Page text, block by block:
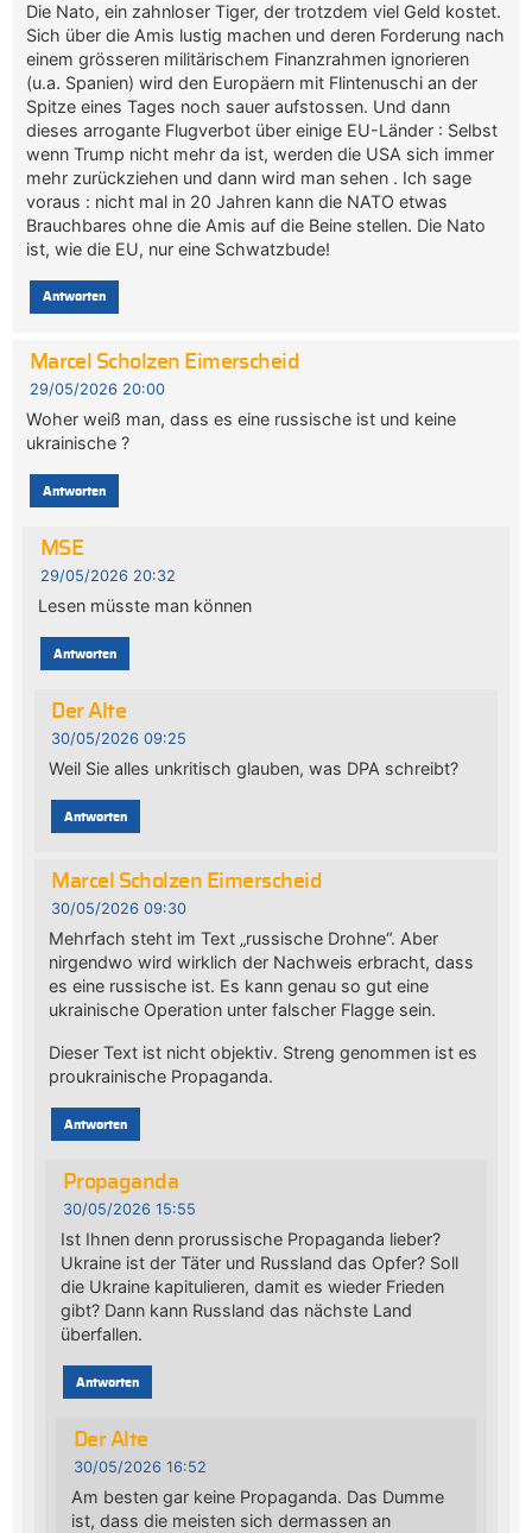
Die Nato, ein zahnloser Tiger, der trotzdem viel Geld kostet.
Sich über die Amis lustig machen und deren Forderung nach
einem grösseren militärischem Finanzrahmen ignorieren
(u.a. Spanien) wird den Europäern mit Flintenuschi an der
Spitze eines Tages noch sauer aufstossen. Und dann
dieses arrogante Flugverbot über einige EU-Länder : Selbst
wenn Trump nicht mehr da ist, werden die USA sich immer
mehr zurückziehen und dann wird man sehen . Ich sage
voraus : nicht mal in 20 Jahren kann die NATO etwas
Brauchbares ohne die Amis auf die Beine stellen. Die Nato
ist, wie die EU, nur eine Schwatzbude!
Antworten
Marcel Scholzen Eimerscheid
29/05/2026 20:00
Woher weiß man, dass es eine russische ist und keine
ukrainische ?
Antworten
MSE
29/05/2026 20:32
Lesen müsste man können
Antworten
Der Alte
30/05/2026 09:25
Weil Sie alles unkritisch glauben, was DPA schreibt?
Antworten
Marcel Scholzen Eimerscheid
30/05/2026 09:30
Mehrfach steht im Text „russische Drohne“. Aber
nirgendwo wird wirklich der Nachweis erbracht, dass
es eine russische ist. Es kann genau so gut eine
ukrainische Operation unter falscher Flagge sein.
Dieser Text ist nicht objektiv. Streng genommen ist es
proukrainische Propaganda.
Antworten
Propaganda
30/05/2026 15:55
Ist Ihnen denn prorussische Propaganda lieber?
Ukraine ist der Täter und Russland das Opfer? Soll
die Ukraine kapitulieren, damit es wieder Frieden
gibt? Dann kann Russland das nächste Land
überfallen.
Antworten
Der Alte
30/05/2026 16:52
Am besten gar keine Propaganda. Das Dumme
ist, dass die meisten sich dermassen an